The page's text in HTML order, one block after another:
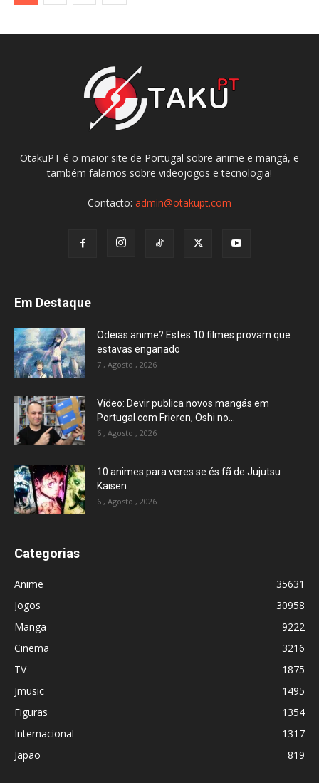
OtakuPT é o maior site de Portugal sobre anime e mangá, e
também falamos sobre videojogos e tecnologia!
Contacto: admin@otakupt.com
Em Destaque
Odeias anime? Estes 10 filmes provam que
estavas enganado
7 , Agosto , 2026
Vídeo: Devir publica novos mangás em
Portugal com Frieren, Oshi no...
6 , Agosto , 2026
10 animes para veres se és fã de Jujutsu
Kaisen
6 , Agosto , 2026
Categorias
Anime
35631
Jogos
30958
Manga
9222
Cinema
3216
TV
1875
Jmusic
1495
Figuras
1354
Internacional
1317
Japão
819